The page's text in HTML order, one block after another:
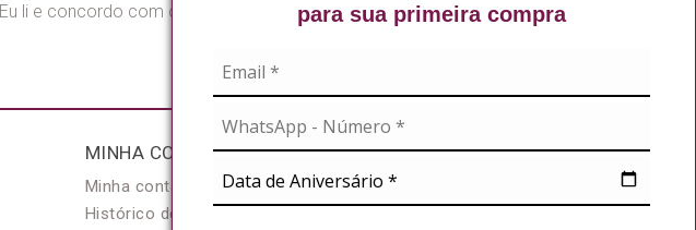
para sua primeira compra
Eu li e concordo com o contrato de Política de Privacidade
MINHA CONTA
Minha conta
Histórico de pedidos
NOSSAS REDES